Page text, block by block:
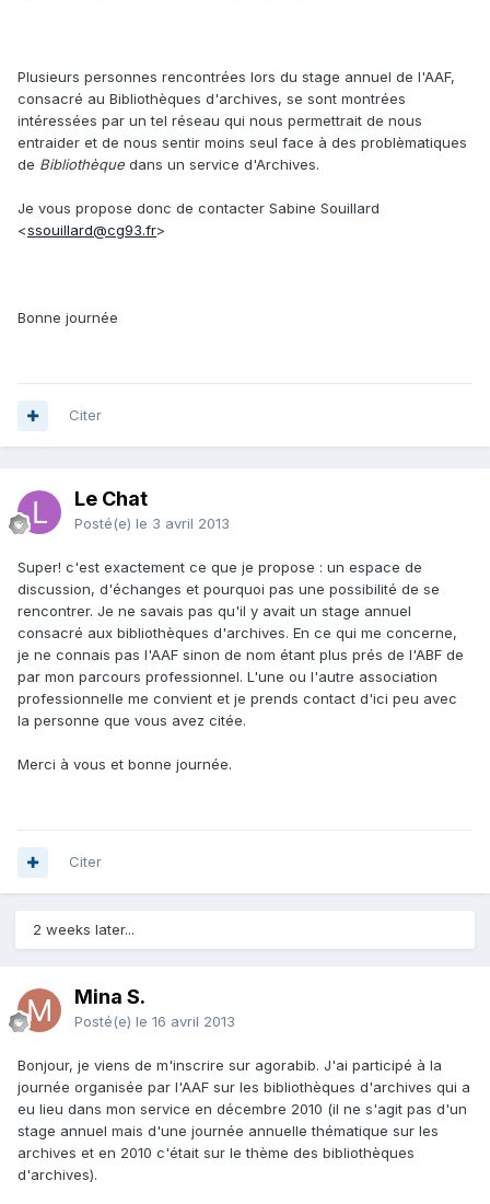
Plusieurs personnes rencontrées lors du stage annuel de l'AAF,
consacré au Bibliothèques d'archives, se sont montrées
intéressées par un tel réseau qui nous permettrait de nous
entraider et de nous sentir moins seul face à des problèmatiques
de Bibliothèque dans un service d'Archives.
Je vous propose donc de contacter Sabine Souillard
<ssouillard@cg93.fr>
Bonne journée
Citer
Le Chat
Posté(e) le 3 avril 2013
Super! c'est exactement ce que je propose : un espace de
discussion, d'échanges et pourquoi pas une possibilité de se
rencontrer. Je ne savais pas qu'il y avait un stage annuel
consacré aux bibliothèques d'archives. En ce qui me concerne,
je ne connais pas l'AAF sinon de nom étant plus prés de l'ABF de
par mon parcours professionnel. L'une ou l'autre association
professionnelle me convient et je prends contact d'ici peu avec
la personne que vous avez citée.
Merci à vous et bonne journée.
Citer
2 weeks later...
Mina S.
Posté(e) le 16 avril 2013
Bonjour, je viens de m'inscrire sur agorabib. J'ai participé à la
journée organisée par l'AAF sur les bibliothèques d'archives qui a
eu lieu dans mon service en décembre 2010 (il ne s'agit pas d'un
stage annuel mais d'une journée annuelle thématique sur les
archives et en 2010 c'était sur le thème des bibliothèques
d'archives).